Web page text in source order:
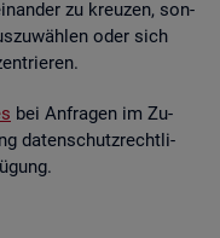
zu kreu­zen, son­
oder sich
bei An­fra­gen im Zu­
da­ten­schutz­recht­li­